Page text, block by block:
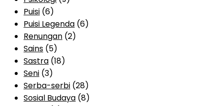
Puisi (6)
Puisi Legenda (6)
Renungan (2)
Sains (5)
Sastra (18)
Seni (3)
Serba-serbi (28)
Sosial Budaya (8)